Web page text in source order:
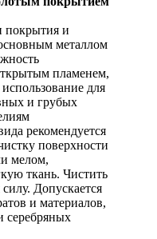
покрытия и
металлом
пламенем,
для
и грубых
рекомендуется
поверхности
мелом,
ткань. Чистить
Допускается
и материалов,
серебряных